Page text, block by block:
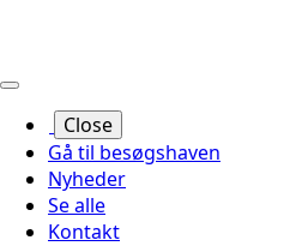
Close
Gå til besøgshaven
Nyheder
Se alle
Kontakt